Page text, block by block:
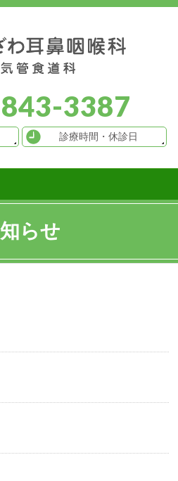
3387
診療時間 ・休診日
らせ